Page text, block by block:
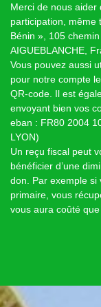
Merci de nous aider
participation, même
Bénin », 105
AIGUEBLANCHE,
Vous pouvez aussi
pour notre compte
QR-code. Il est
envoyant bien vos
eban : FR80 2004
LYON)
Un reçu fiscal peut
bénéficier d’une
don. Par exemple si
primaire, vous
vous aura coûté